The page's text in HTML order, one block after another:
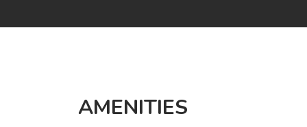
AMENITIES